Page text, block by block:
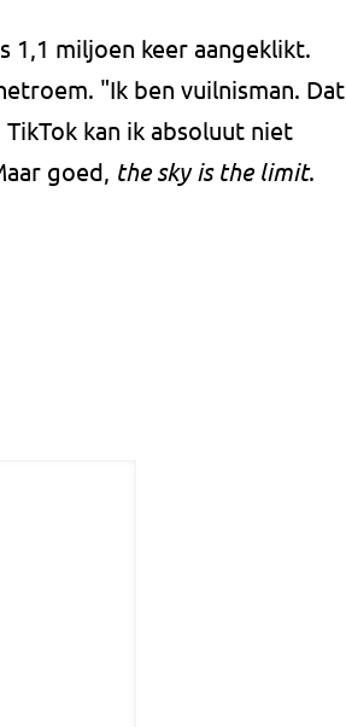
1,1 miljoen keer aangeklikt.
"Ik ben vuilnisman. Dat
kan ik absoluut niet
goed, the sky is the limit.